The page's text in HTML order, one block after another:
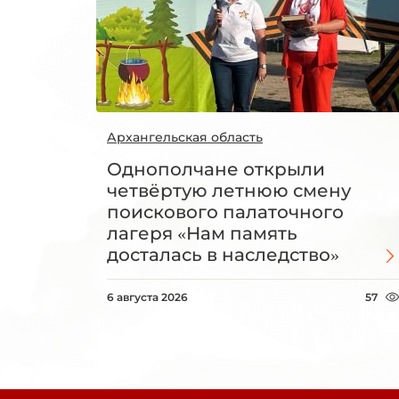
Архангельская область
Однополчане открыли
четвёртую летнюю смену
поискового палаточного
лагеря «Нам память
досталась в наследство»
6 августа 2026 57